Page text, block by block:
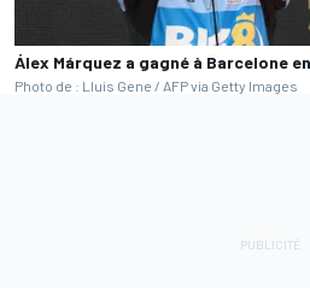
Álex Márquez a gagné à Barcelone
Photo de : Lluis Gene / AFP via Getty Images